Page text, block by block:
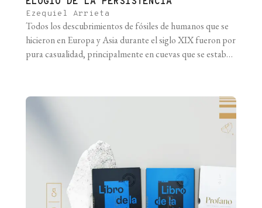
Ezequiel Arrieta
Todos los descubrimientos de fósiles de humanos que se
hicieron en Europa y Asia durante el siglo XIX fueron por
pura casualidad, principalmente en cuevas que se estaban
Eugéne Dubois se convirtió en el primer antropólogo en